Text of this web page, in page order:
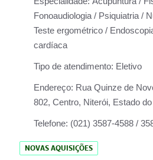
Fonoaudiologia / Psiquiatria /
Teste ergométrico /
cardíaca
Tipo de atendimento: Eletivo
Endereço: Rua Quinze de
802, Centro, Niterói, Estado
Telefone: (021) 3587-4588 /
NOVAS AQUISIÇÕES